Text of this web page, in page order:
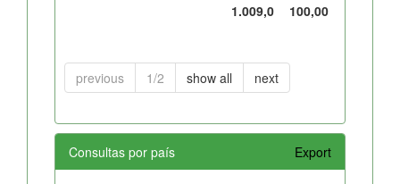
1.009,0
100,00
previous 1/2 show all next
Consultas por país Export